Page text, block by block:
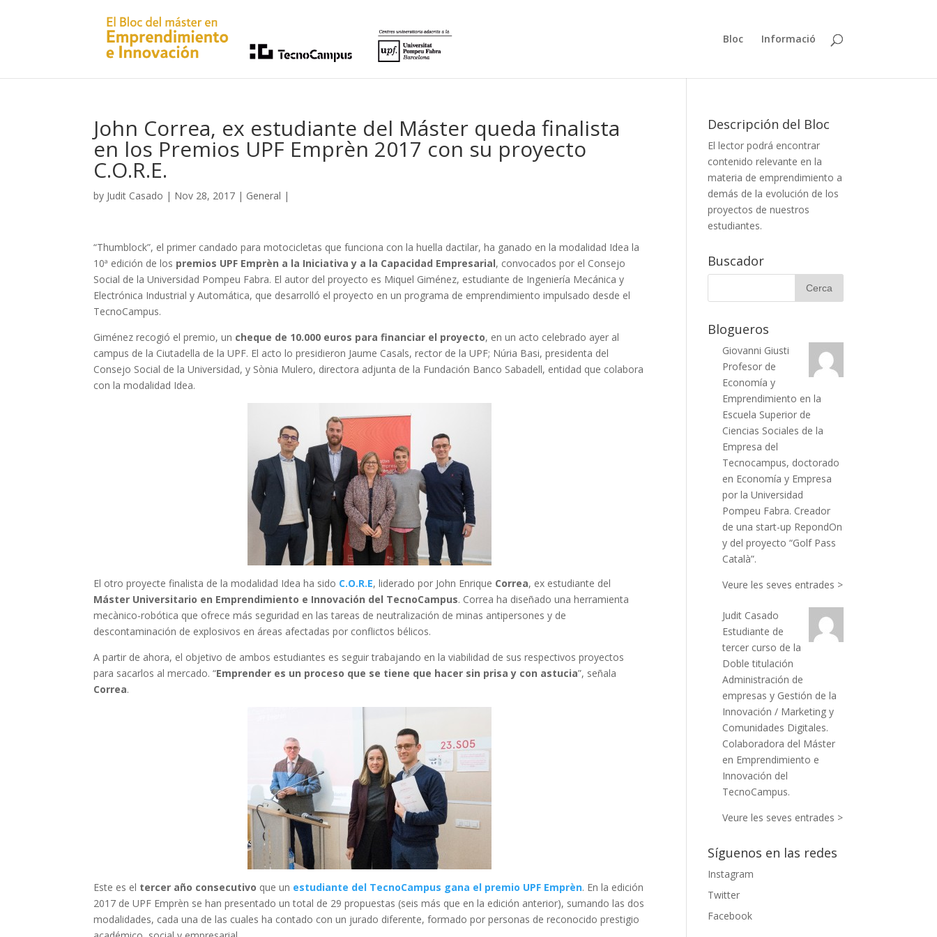
Bloc Informació
John Correa, ex estudiante del Máster queda finalista
en los Premios UPF Emprèn 2017 con su proyecto
C.O.R.E.
by Judit Casado | Nov 28, 2017 | General |
“Thumblock”, el primer candado para motocicletas que funciona con la huella dactilar, ha ganado en la modalidad Idea la
10ª edición de los premios UPF Emprèn a la Iniciativa y a la Capacidad Empresarial, convocados por el Consejo
Social de la Universidad Pompeu Fabra. El autor del proyecto es Miquel Giménez, estudiante de Ingeniería Mecánica y
Electrónica Industrial y Automática, que desarrolló el proyecto en un programa de emprendimiento impulsado desde el
TecnoCampus.
Giménez recogió el premio, un cheque de 10.000 euros para financiar el proyecto, en un acto celebrado ayer al
campus de la Ciutadella de la UPF. El acto lo presidieron Jaume Casals, rector de la UPF; Núria Basi, presidenta del
Consejo Social de la Universidad, y Sònia Mulero, directora adjunta de la Fundación Banco Sabadell, entidad que colabora
con la modalidad Idea.
El otro proyecte finalista de la modalidad Idea ha sido C.O.R.E, liderado por John Enrique Correa, ex estudiante del
Máster Universitario en Emprendimiento e Innovación del TecnoCampus. Correa ha diseñado una herramienta
mecànico-robótica que ofrece más seguridad en las tareas de neutralización de minas antipersones y de
descontaminación de explosivos en áreas afectadas por conflictos bélicos.
A partir de ahora, el objetivo de ambos estudiantes es seguir trabajando en la viabilidad de sus respectivos proyectos
para sacarlos al mercado. “Emprender es un proceso que se tiene que hacer sin prisa y con astucia”, señala
Correa.
Este es el tercer año consecutivo que un estudiante del TecnoCampus gana el premio UPF Emprèn. En la edición
2017 de UPF Emprèn se han presentado un total de 29 propuestas (seis más que en la edición anterior), sumando las dos
modalidades, cada una de las cuales ha contado con un jurado diferente, formado por personas de reconocido prestigio
Descripción del Bloc
El lector podrá encontrar
contenido relevante en la
materia de emprendimiento a
demás de la evolución de los
proyectos de nuestros
estudiantes.
Buscador
Blogueros
Giovanni Giusti
Profesor de
Economía y
Emprendimiento en la
Escuela Superior de
Ciencias Sociales de la
Empresa del
Tecnocampus, doctorado
en Economía y Empresa
por la Universidad
Pompeu Fabra. Creador
de una start-up RepondOn
y del proyecto “Golf Pass
Català”.
Veure les seves entrades >
Judit Casado
Estudiante de
tercer curso de la
Doble titulación
Administración de
empresas y Gestión de la
Innovación / Marketing y
Comunidades Digitales.
Colaboradora del Máster
en Emprendimiento e
Innovación del
TecnoCampus.
Veure les seves entrades >
Síguenos en las redes
Instagram
Twitter
Facebook